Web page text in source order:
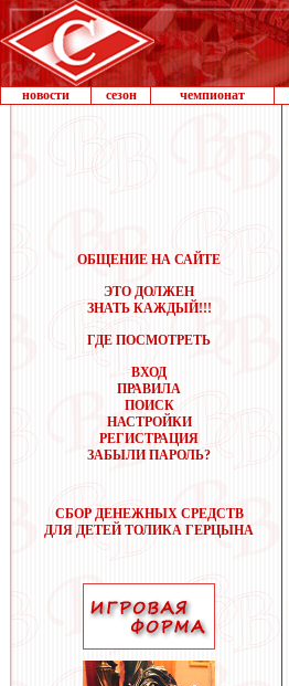
новости сезон чемпионат
ОБЩЕНИЕ НА САЙТЕ
ЭТО ДОЛЖЕН
ЗНАТЬ КАЖДЫЙ!!!
ГДЕ ПОСМОТРЕТЬ
ВХОД
ПРАВИЛА
ПОИСК
НАСТРОЙКИ
РЕГИСТРАЦИЯ
ЗАБЫЛИ ПАРОЛЬ?
СБОР ДЕНЕЖНЫХ СРЕДСТВ
ДЛЯ ДЕТЕЙ ТОЛИКА ГЕРЦЫНА